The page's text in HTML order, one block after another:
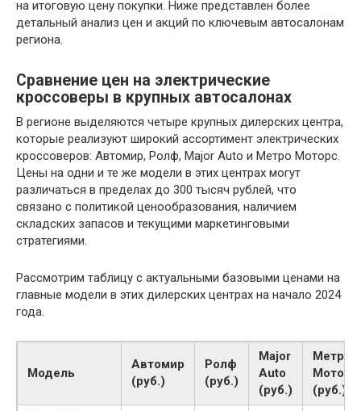
на итоговую цену покупки. Ниже представлен более
детальный анализ цен и акций по ключевым автосалонам
региона.
Сравнение цен на электрические
кроссоверы в крупных автосалонах
В регионе выделяются четыре крупных дилерских центра,
которые реализуют широкий ассортимент электрических
кроссоверов: Автомир, Ролф, Major Auto и Метро Моторс.
Цены на одни и те же модели в этих центрах могут
различаться в пределах до 300 тысяч рублей, что
связано с политикой ценообразования, наличием
складских запасов и текущими маркетинговыми
стратегиями.
Рассмотрим таблицу с актуальными базовыми ценами на
главные модели в этих дилерских центрах на начало 2024
года.
Модель
Автомир
(руб.)
Ролф
(руб.)
Major
Auto
(руб.)
Метро
Моторс
(руб.)